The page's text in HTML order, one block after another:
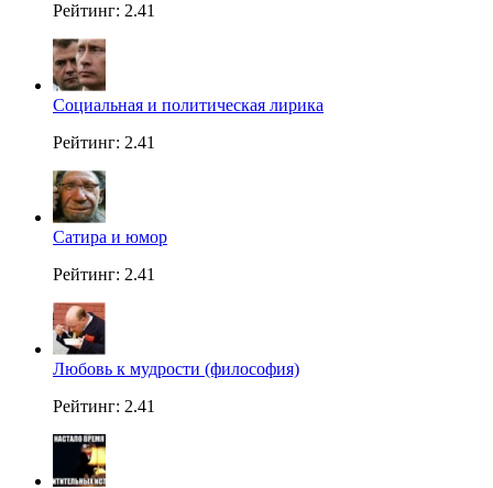
Рейтинг: 2.41
Социальная и политическая лирика
Рейтинг: 2.41
Сатира и юмор
Рейтинг: 2.41
Любовь к мудрости (философия)
Рейтинг: 2.41